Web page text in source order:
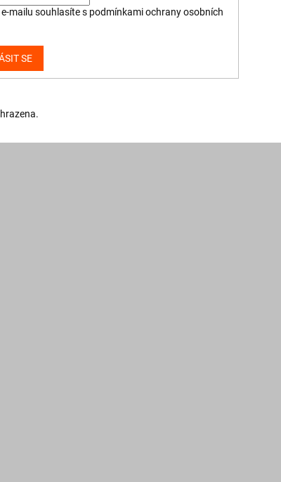
mailu souhlasíte s podmínkami ochrany osobních
SE